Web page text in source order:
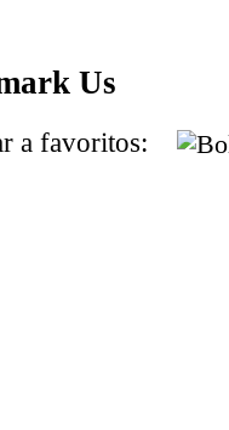
Us
a favoritos: